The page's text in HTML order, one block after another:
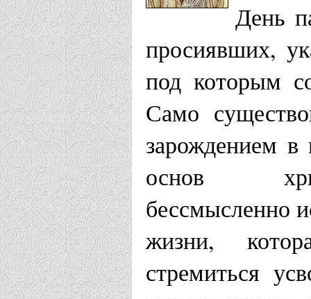
День
просиявших,
под которым
Само
зарождением
основ
бессмысленно
жизни,
стремиться